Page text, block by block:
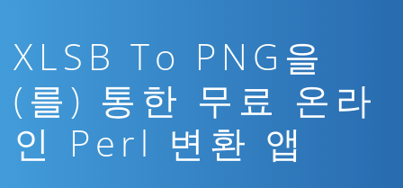
XLSB To PNG을
(를) 통한 무료 온라
인 Perl 변환 앱